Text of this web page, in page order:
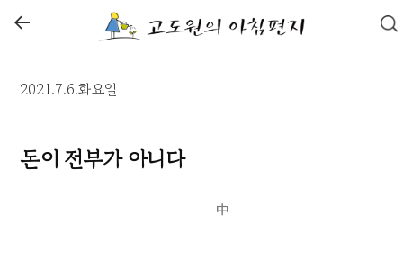
←
2021.7.6.화요일
돈이 전부가 아니다